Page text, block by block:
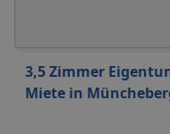
3,5 Zimmer
Miete in